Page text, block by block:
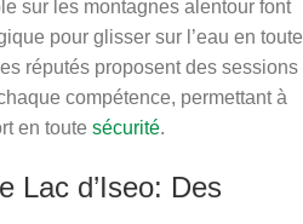
sur les montagnes alentour font
pour glisser sur l’eau en toute
réputés proposent des sessions
compétence, permettant à
en toute sécurité.
Lac d’Iseo: Des